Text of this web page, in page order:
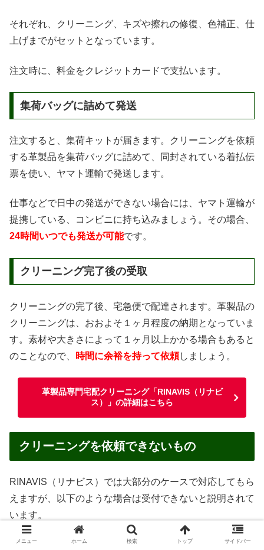
それぞれ、クリーニング、キズや擦れの修復、色補正、仕
上げまでがセットとなっています。
注文時に、料金をクレジットカードで支払います。
集荷バッグに詰めて発送
注文すると、集荷キットが届きます。クリーニングを依頼
する革製品を集荷バッグに詰めて、同封されている着払伝
票を使い、ヤマト運輸で発送します。
仕事などで日中の発送ができない場合には、ヤマト運輸が
提携している、コンビニに持ち込みましょう。その場合、
24時間いつでも発送が可能です。
クリーニング完了後の受取
クリーニングの完了後、宅急便で配達されます。革製品の
クリーニングは、おおよそ１ヶ月程度の納期となっていま
す。素材や大きさによって１ヶ月以上かかる場合もあると
のことなので、
時間に余裕を持って依頼しましょう。
革製品専門宅配クリーニング「RINAVIS（リナビ
ス）」の詳細はこちら
クリーニングを依頼できないもの
RINAVIS（リナビス）では大部分のケースで対応してもら
えますが、以下のような場合は受付できないと説明されて
います。
汚物・嘔吐物がついたままのもの
メニュー ホーム 検索 トップ サイドバー